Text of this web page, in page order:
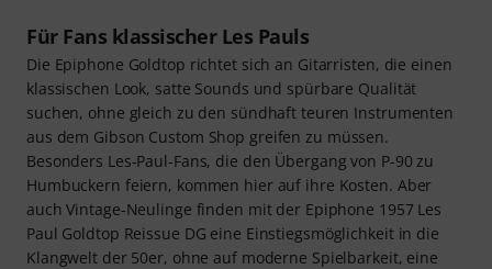
Für Fans klassischer Les Pauls
Die Epiphone Goldtop richtet sich an Gitarristen, die einen
klassischen Look, satte Sounds und spürbare Qualität
suchen, ohne gleich zu den sündhaft teuren Instrumenten
aus dem Gibson Custom Shop greifen zu müssen.
Besonders Les-Paul-Fans, die den Übergang von P-90 zu
Humbuckern feiern, kommen hier auf ihre Kosten. Aber
auch Vintage-Neulinge finden mit der Epiphone 1957 Les
Paul Goldtop Reissue DG eine Einstiegsmöglichkeit in die
Klangwelt der 50er, ohne auf moderne Spielbarkeit, eine